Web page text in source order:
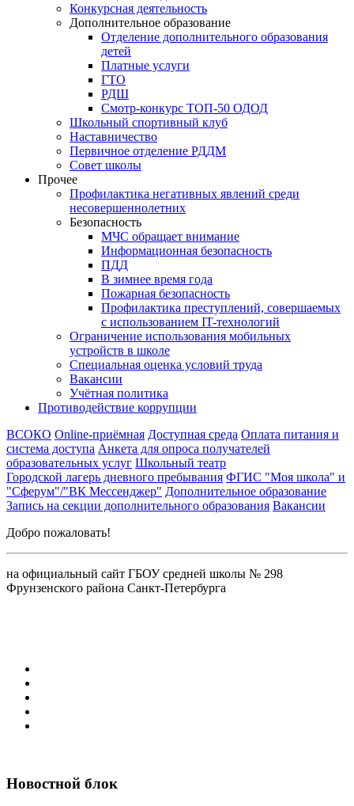
Конкурсная деятельность
Дополнительное образование
Отделение дополнительного образования
детей
Платные услуги
ГТО
РДШ
Смотр-конкурс ТОП-50 ОДОД
Школьный спортивный клуб
Наставничество
Первичное отделение РДДМ
Совет школы
Прочее
Профилактика негативных явлений среди
несовершеннолетних
Безопасность
МЧС обращает внимание
Информационная безопасность
ПДД
В зимнее время года
Пожарная безопасность
Профилактика преступлений, совершаемых
с использованием IT-технологий
Ограничение использования мобильных
устройств в школе
Специальная оценка условий труда
Вакансии
Учётная политика
Противодействие коррупции
ВСОКО Online-приёмная Доступная среда Оплата питания и
система доступа Анкета для опроса получателей
образовательных услуг Школьный театр
Городской лагерь дневного пребывания ФГИС "Моя школа" и
"Сферум"/"ВК Мессенджер" Дополнительное образование
Запись на секции дополнительного образования Вакансии
Добро пожаловать!
на официальный сайт ГБОУ средней школы № 298
Фрунзенского района Санкт-Петербурга
Новостной блок